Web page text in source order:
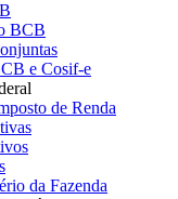
BCB
e Cosif-e
de Renda
da Fazenda